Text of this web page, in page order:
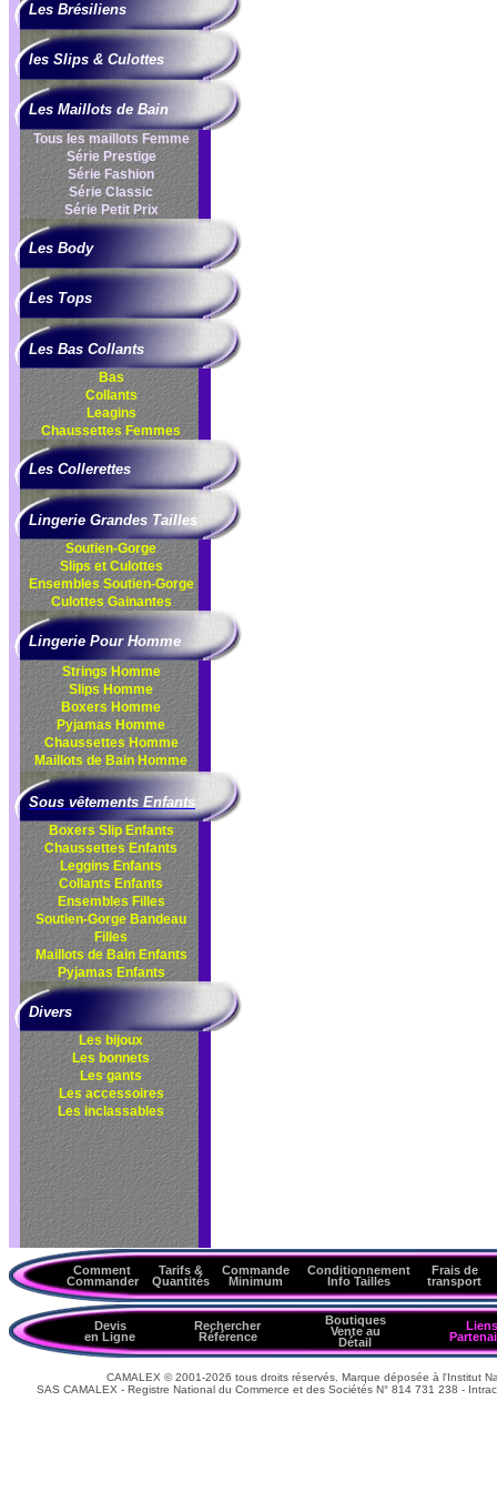
Les Brésiliens
les Slips & Culottes
Les Maillots de Bain
Tous les maillots Femme
Série Prestige
Série Fashion
Série Classic
Série Petit Prix
Les Body
Les Tops
Les Bas Collants
Bas
Collants
Leagins
Chaussettes Femmes
Les Collerettes
Lingerie Grandes Tailles
Soutien-Gorge
Slips et Culottes
EnsemblesSoutien-Gorge
CulottesGainantes
Lingerie Pour Homme
Strings Homme
Slips Homme
Boxers Homme
Pyjamas Homme
Chaussettes Homme
Maillots de Bain Homme
Sous vêtements Enfants
Boxers Slip Enfants
Chaussettes Enfants
Leggins Enfants
Collants Enfants
Ensembles Filles
Soutien-Gorge Bandeau
Filles
Maillots de Bain Enfants
Pyjamas Enfants
Divers
Les bijoux
Les bonnets
Les gants
Les accessoires
Les inclassables
Comment
Commander
Tarifs &
Quantités
Commande
Minimum
Conditionnement
Info Tailles
Frais de
transport
Devis
en Ligne
Rechercher
Référence
Boutiques
Vente au
Détail
Liens
CAMALEX © 2001-2026 tous droits réservés. Marque déposée à l'Institut
SAS CAMALEX - Registre National du Commerce et des Sociétés N° 814 731 238 -